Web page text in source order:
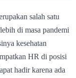
salah satu
di masa pandemi
kesehatan
HR di posisi
hadir karena ada